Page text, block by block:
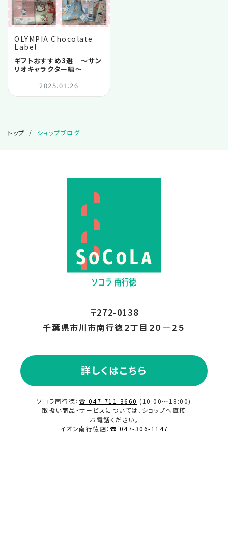
2025.01
2024.03
2024.01
2023.11
2023.09
2023.08
2023.07
2023.06
OLYMPIA Chocolate
Label
ギフトおすすめ3選 〜サン
リオキャラクター編〜
2025.01.26
トップ ショップブログ
〒272-0138
千葉県市川市南行徳２丁目２０―２５
詳しくはこちら
ソコラ南行徳： ☎ 047-711-3660 (10:00～18:00)
取扱い商品・サービスについては、ショップへ直接
お電話ください。
イオン南行徳店： ☎ 047-306-1147